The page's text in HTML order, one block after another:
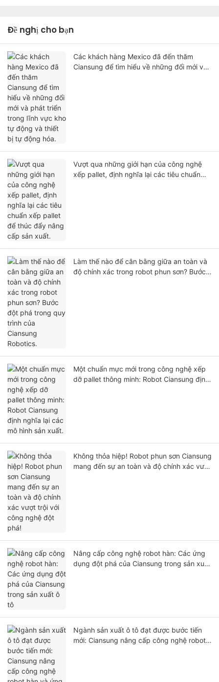
Đề nghị cho bạn
Các khách hàng Mexico đã đến thăm
Ciansung để tìm hiểu về những đổi mới và
Vượt qua những giới hạn của công nghệ
xếp pallet, định nghĩa lại các tiêu chuẩn
Làm thế nào để cân bằng giữa an toàn và
độ chính xác trong robot phun sơn? Bước
Một chuẩn mực mới trong công nghệ xếp
dỡ pallet thông minh: Robot Ciansung định
Không thỏa hiệp! Robot phun sơn Ciansung
mang đến sự an toàn và độ chính xác vượt
Nâng cấp công nghệ robot hàn: Các ứng
dụng đột phá của Ciansung trong sản xuất
Ngành sản xuất ô tô đạt được bước tiến
mới: Ciansung nâng cấp công nghệ robot